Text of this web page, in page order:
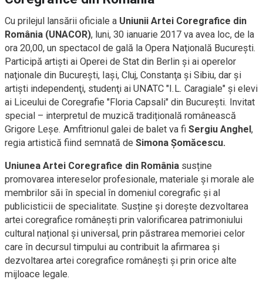
Cu prilejul lansării oficiale a Uniunii Artei Coregrafice din
România (UNACOR), luni, 30 ianuarie 2017 va avea loc, de la
ora 20,00, un spectacol de gală la Opera Naţională Bucureşti.
Participă artişti ai Operei de Stat din Berlin şi ai operelor
naţionale din Bucureşti, Iaşi, Cluj, Constanţa şi Sibiu, dar şi
artişti independenţi, studenţi ai UNATC "I.L. Caragiale" şi elevi
ai Liceului de Coregrafie "Floria Capsali" din Bucureşti. Invitat
special – interpretul de muzică tradițională românească
Grigore Leșe. Amfitrionul galei de balet va fi Sergiu Anghel,
regia artistică fiind semnată de Simona Șomăcescu.
Uniunea Artei Coregrafice din România susține
promovarea intereselor profesionale, materiale și morale ale
membrilor săi în special în domeniul coregrafic și al
publicisticii de specialitate. Susține și dorește dezvoltarea
artei coregrafice românești prin valorificarea patrimoniului
cultural național și universal, prin păstrarea memoriei celor
care în decursul timpului au contribuit la afirmarea și
dezvoltarea artei coregrafice românești și prin orice alte
mijloace legale.